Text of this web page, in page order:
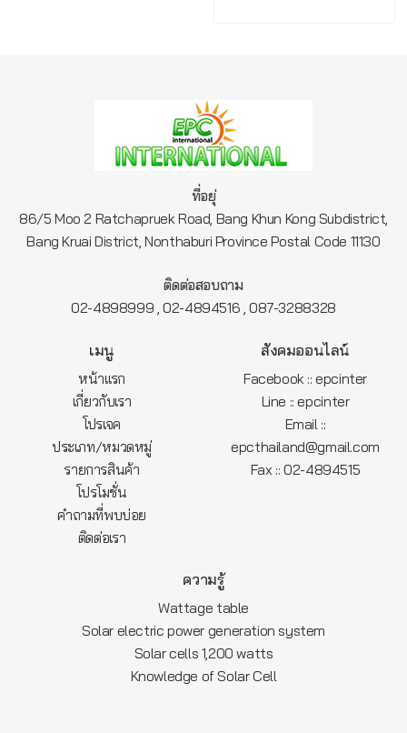
ที่อยุ่
86/5 Moo 2 Ratchapruek Road, Bang Khun Kong Subdistrict,
Bang Kruai District, Nonthaburi Province Postal Code 11130
ติดต่อสอบถาม
02-4898999 ,02-4894516 ,087-3288328
เมนู
หน้าแรก
เกี่ยวกับเรา
โปรเจค
ประเภท/หมวดหมู่
รายการสินค้า
โปรโมชั่น
คำถามที่พบบ่อย
ติดต่อเรา
สังคมออนไลน์
Facebook :: epcinter
Line :: epcinter
Email ::
epcthailand@gmail.com
Fax :: 02-4894515
ความรู้
Wattage table
Solar electric power generation system
Solar cells 1,200 watts
Knowledge of Solar Cell